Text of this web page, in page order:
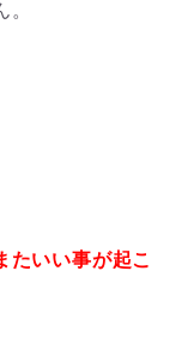
たいい事が起こ